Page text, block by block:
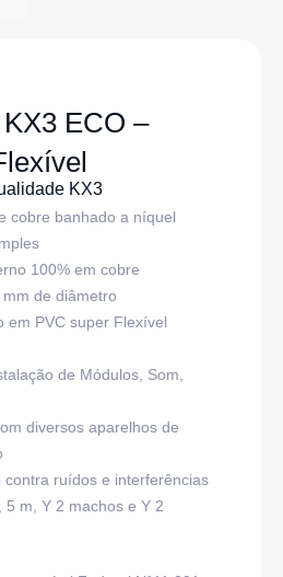
ECO –
KX3
cobre banhado a níquel
100% em cobre
de diâmetro
em PVC super Flexível
de Módulos, Som,
diversos aparelhos de
contra ruídos e interferências
5 m, Y 2 machos e Y 2